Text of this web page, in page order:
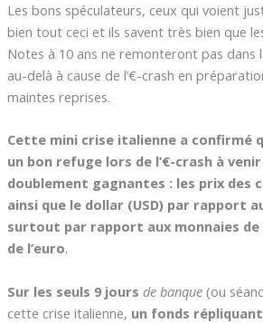
Les bons spéculateurs, ceux qui voient
bien tout ceci et ils savent très bien que
Notes à 10 ans ne remonteront pas dans
au-delà à cause de l’€-crash en
maintes reprises.
Cette mini crise italienne a confirmé
un bon refuge lors de l’€-crash à
doublement gagnantes : les prix
ainsi que le dollar (USD) par rapport
surtout par rapport aux monnaies
de l’euro.
Sur les seuls 9 jours de banque (ou
cette crise italienne, un fonds